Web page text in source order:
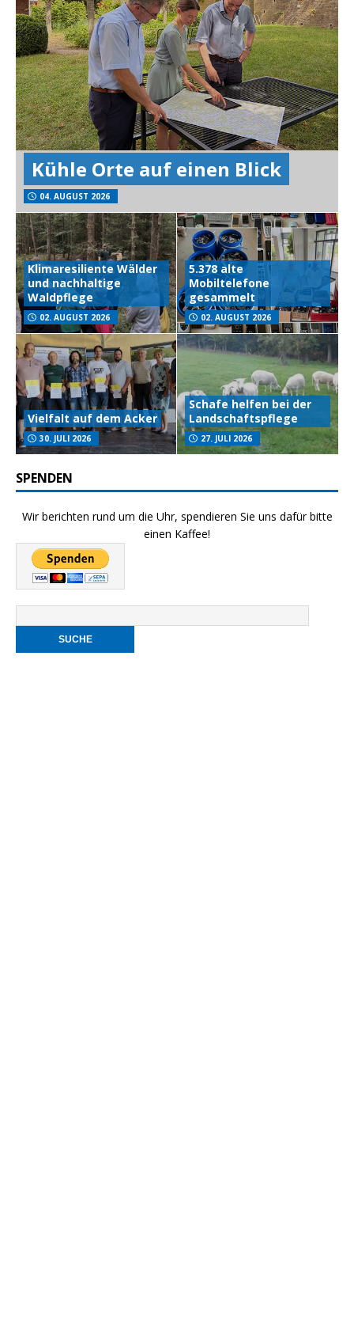
Kühle Orte auf einen Blick
04. AUGUST 2026
Klimaresiliente Wälder
und nachhaltige
Waldpflege
02. AUGUST 2026
5.378 alte
Mobiltelefone
gesammelt
02. AUGUST 2026
Vielfalt auf dem Acker
30. JULI 2026
Schafe helfen bei der
Landschaftspflege
27. JULI 2026
SPENDEN
Wir berichten rund um die Uhr, spendieren Sie uns dafür bitte
einen Kaffee!